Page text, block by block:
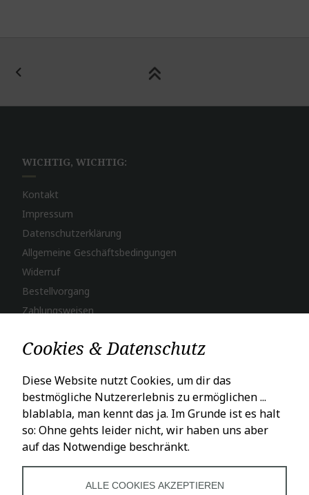
WICHTIG, WICHTIG:
Kontakt
Impressum
Datenschutzerklärung
Allgemeine Geschäftsbedingungen
Widerruf
Bestellvorgang
Zahlungsweisen
Mo – Fr: 10 – 18 Uhr
Sa: 10 – 16 Uhr
Cookies & Datenschutz
Diese Website nutzt Cookies, um dir das
bestmögliche Nutzererlebnis zu ermöglichen ...
blablabla, man kennt das ja. Im Grunde ist es halt
so: Ohne gehts leider nicht, wir haben uns aber
auf das Notwendige beschränkt.
ALLE COOKIES AKZEPTIEREN